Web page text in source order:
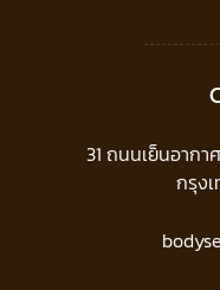
31 ถนนเย็นอากา
กรุง